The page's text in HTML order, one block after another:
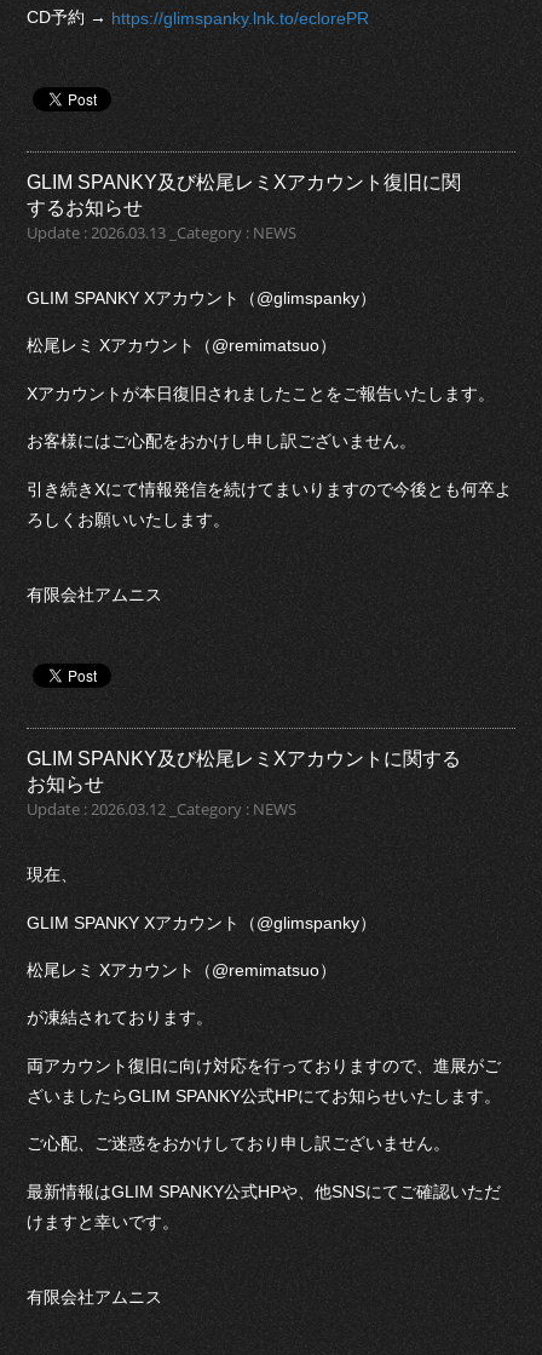
CD予約 → https://glimspanky.lnk.to/eclorePR
GLIM SPANKY及び松尾レミXアカウント復旧に関
するお知らせ
Update : 2026.03.13 _Category : NEWS
GLIM SPANKY Xアカウント（@glimspanky）
松尾レミ Xアカウント（@remimatsuo）
Xアカウントが本日復旧されましたことをご報告いたします。
お客様にはご心配をおかけし申し訳ございません。
引き続きXにて情報発信を続けてまいりますので今後とも何卒よ
ろしくお願いいたします。
有限会社アムニス
GLIM SPANKY及び松尾レミXアカウントに関する
お知らせ
Update : 2026.03.12 _Category : NEWS
現在、
GLIM SPANKY Xアカウント（@glimspanky）
松尾レミ Xアカウント（@remimatsuo）
が凍結されております。
両アカウント復旧に向け対応を行っておりますので、進展がご
ざいましたらGLIM SPANKY公式HPにてお知らせいたします。
ご心配、ご迷惑をおかけしており申し訳ございません。
最新情報はGLIM SPANKY公式HPや、他SNSにてご確認いただ
けますと幸いです。
有限会社アムニス